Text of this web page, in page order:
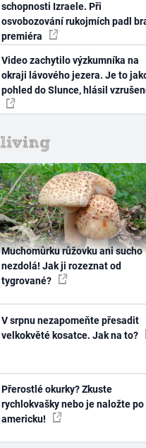
schopnosti Izraele. Při
osvobozování rukojmích padl
premiéra
Video zachytilo výzkumníka na
okraji lávového jezera. Je to
pohled do Slunce, hlásil
Muchomůrku růžovku ani sucho
nezdolá! Jak ji rozeznat od
tygrované?
V srpnu nezapomeňte přesadit
velkokvěté kosatce. Jak na to?
Přerostlé okurky? Zkuste
rychlokvašky nebo je naložte po
americku!